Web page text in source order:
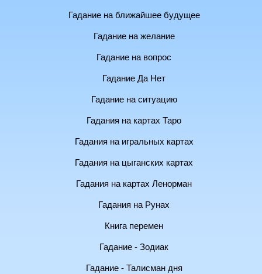
Гадание на ближайшее будущее
Гадание на желание
Гадание на вопрос
Гадание Да Нет
Гадание на ситуацию
Гадания на картах Таро
Гадания на игральных картах
Гадания на цыганских картах
Гадания на картах Ленорман
Гадания на Рунах
Книга перемен
Гадание - Зодиак
Гадание - Талисман дня